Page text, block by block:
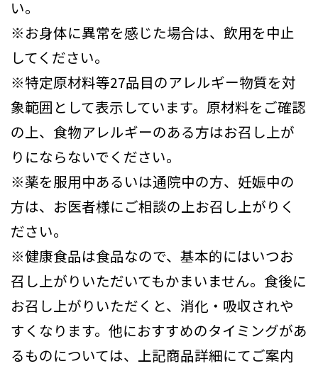
い。
※お身体に異常を感じた場合は、飲用を中止
してください。
※特定原材料等27品目のアレルギー物質を対
象範囲として表示しています。原材料をご確認
の上、食物アレルギーのある方はお召し上が
りにならないでください。
※薬を服用中あるいは通院中の方、妊娠中の
方は、お医者様にご相談の上お召し上がりく
ださい。
※健康食品は食品なので、基本的にはいつお
召し上がりいただいてもかまいません。食後に
お召し上がりいただくと、消化・吸収されや
すくなります。他におすすめのタイミングがあ
るものについては、上記商品詳細にてご案内